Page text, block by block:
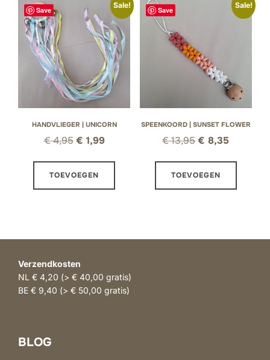
Save
Sale!
HANDVLIEGER | UNICORN
€4,95 Oorspronkelijke
was:
€ 4,95.
€ 1,99Huidige
€ 1,99.
TOEVOEGEN
Save
Sale!
SPEENKOORD | SUNSET FLOWER
€13,95Oorspronkelijke
was:
€ 13,95.
€ 8,35
€ 8,35.
TOEVOEGEN
Verzendkosten
NL € 4,20 (> € 40,00 gratis)
BE € 9,40 (> € 50,00 gratis)
BLOG